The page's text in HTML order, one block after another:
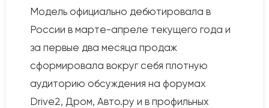
Модель официально дебютировала в
России в марте-апреле текущего года и
за первые два месяца продаж
сформировала вокруг себя плотную
аудиторию обсуждения на форумах
Drive2, Дром, Авто.ру и в профильных